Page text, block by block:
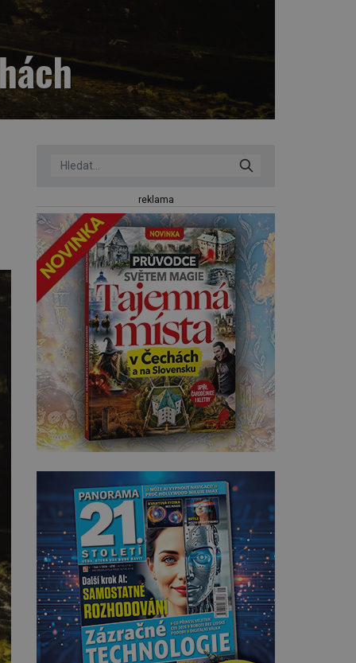
reklama